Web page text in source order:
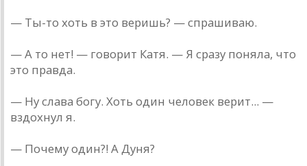
— Ты-то хоть в это веришь? — спрашиваю.
— А то нет! — говорит Катя. — Я сразу поняла, что
это правда.
— Ну слава богу. Хоть один человек верит... —
вздохнул я.
— Почему один?! А Дуня?